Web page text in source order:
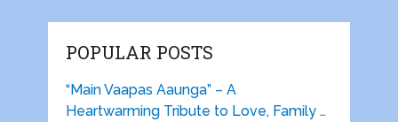
POPULAR POSTS
“Main Vaapas Aaunga” – A
Heartwarming Tribute to Love, Family …